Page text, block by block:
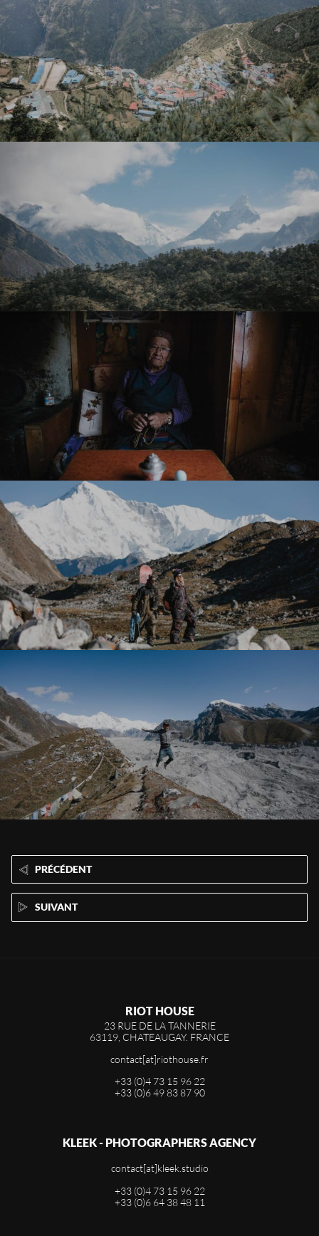
PRÉCÉDENT
SUIVANT
RIOT HOUSE
23 RUE DE LA TANNERIE
63119, CHATEAUGAY. FRANCE
contact[at]riothouse.fr
+33 (0)4 73 15 96 22
+33 (0)6 49 83 87 90
KLEEK - PHOTOGRAPHERS AGENCY
contact[at]kleek.studio
+33 (0)4 73 15 96 22
+33 (0)6 64 38 48 11